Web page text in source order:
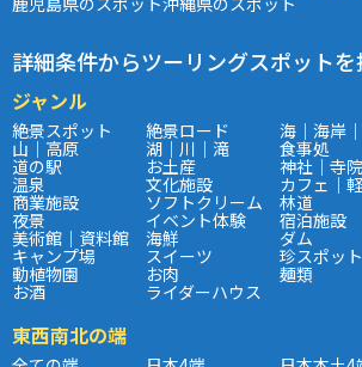
詳細条件からツーリングスポットを
ジャンル
絶景スポット 絶景ロード 海｜海岸
山｜高原 湖｜川｜滝 食事処
道の駅 お土産 神社｜寺院
温泉 文化施設 カフェ｜
商業施設 ソフトクリーム 林道
夜景 イベント体験 宿泊施設
美術館｜資料館 海鮮 ダム
キャンプ場 スイーツ 珍スポット
動植物園 お肉 麺類
お酒 ライダーハウス
東西南北の端